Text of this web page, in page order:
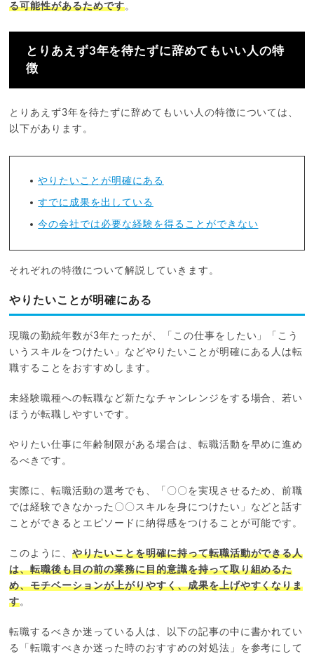
る可能性があるためです。
とりあえず3年を待たずに辞めてもいい人の特
徴
とりあえず3年を待たずに辞めてもいい人の特徴については、
以下があります。
やりたいことが明確にある
すでに成果を出している
今の会社では必要な経験を得ることができない
それぞれの特徴について解説していきます。
やりたいことが明確にある
現職の勤続年数が3年たったが、「この仕事をしたい」「こう
いうスキルをつけたい」などやりたいことが明確にある人は転
職することをおすすめします。
未経験職種への転職など新たなチャンレンジをする場合、若い
ほうが転職しやすいです。
やりたい仕事に年齢制限がある場合は、転職活動を早めに進め
るべきです。
実際に、転職活動の選考でも、「〇〇を実現させるため、前職
では経験できなかった〇〇スキルを身につけたい」などと話す
ことができるとエピソードに納得感をつけることが可能です。
このように、やりたいことを明確に持って転職活動ができる人
は、転職後も目の前の業務に目的意識を持って取り組めるた
め、モチベーションが上がりやすく、成果を上げやすくなりま
す。
転職するべきか迷っている人は、以下の記事の中に書かれてい
る「転職すべきか迷った時のおすすめの対処法」を参考にして